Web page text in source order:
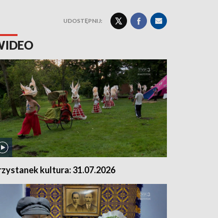
UDOSTĘPNIJ:
kultura: 31.07.2026